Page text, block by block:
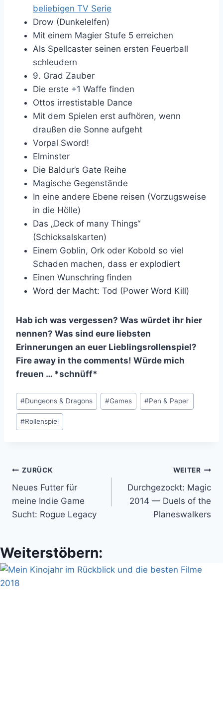
beliebigen TV Serie
Drow (Dunkelelfen)
Mit einem Magier Stufe 5 erreichen
Als Spellcaster seinen ersten Feuerball
schleudern
9. Grad Zauber
Die erste +1 Waffe finden
Ottos irrestistable Dance
Mit dem Spielen erst aufhören, wenn
draußen die Sonne aufgeht
Vorpal Sword!
Elminster
Die Baldur’s Gate Reihe
Magische Gegenstände
In eine andere Ebene reisen (Vorzugsweise
in die Hölle)
Das „Deck of many Things“
(Schicksalskarten)
Einem Goblin, Ork oder Kobold so viel
Schaden machen, dass er explodiert
Einen Wunschring finden
Word der Macht: Tod (Power Word Kill)
Hab ich was vergessen? Was würdet ihr hier
nennen? Was sind eure liebsten
Erinnerungen an euer Lieblingsrollenspiel?
Fire away in the comments! Würde mich
freuen … *schnüff*
Schlagworte:
#Dungeons & Dragons #Games #Pen & Paper
#Rollenspiel
Beitragsnavigation
ZURÜCK
Neues Futter für
meine Indie Game
Sucht: Rogue Legacy
WEITER
Durchgezockt: Magic
2014 — Duels of the
Planeswalkers
Weiterstöbern: